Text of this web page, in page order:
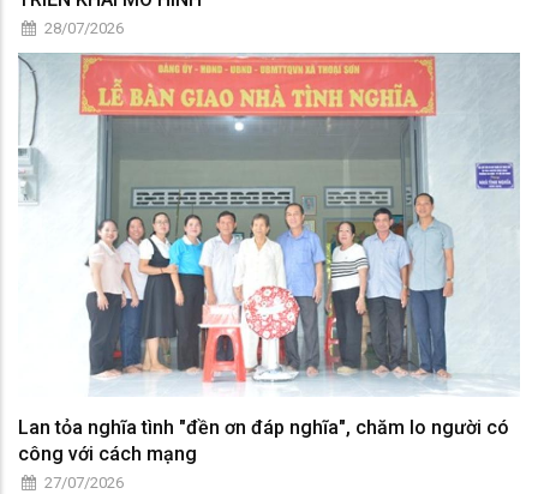
28/07/2026
Lan tỏa nghĩa tình "đền ơn đáp nghĩa", chăm lo người có
công với cách mạng
27/07/2026